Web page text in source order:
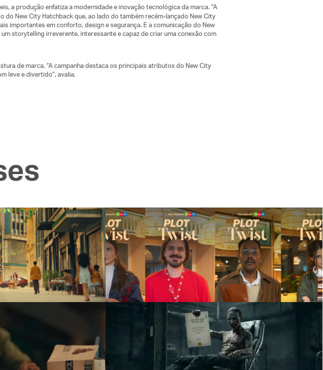
a produção enfatiza a modernidade e inovação tecnológica da marca. “A
New City Hatchback que, ao lado do também recém-lançado New City
importantes em conforto, design e segurança. E a comunicação do New
storytelling irreverente, interessante e capaz de criar uma conexão com
de marca. “A campanha destaca os principais atributos do New City
leve e divertido”, avalia.
PLOT TWIST